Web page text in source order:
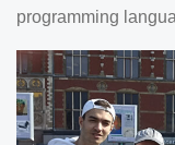
programming